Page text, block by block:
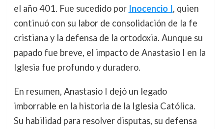
el año 401. Fue sucedido por Inocencio I, quien
continuó con su labor de consolidación de la fe
cristiana y la defensa de la ortodoxia. Aunque su
papado fue breve, el impacto de Anastasio I en la
Iglesia fue profundo y duradero.
En resumen, Anastasio I dejó un legado
imborrable en la historia de la Iglesia Católica.
Su habilidad para resolver disputas, su defensa